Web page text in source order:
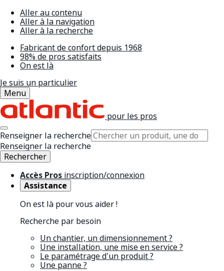
Aller au contenu
Aller à la navigation
Aller à la recherche
Fabricant de confort depuis 1968
98% de pros satisfaits
On est là
Je suis un particulier
Menu
pour les pros
Renseigner la recherche
Renseigner la recherche
Rechercher
Accès Pros inscription/connexion
Assistance
On est là pour vous aider !
Recherche par besoin
Un chantier, un dimensionnement ?
Une installation, une mise en service ?
Le paramétrage d'un produit ?
Une panne ?